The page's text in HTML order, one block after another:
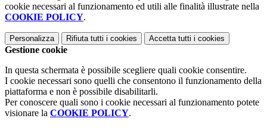
cookie necessari al funzionamento ed utili alle finalità illustrate nella
COOKIE POLICY.
Personalizza Rifiuta tutti i cookies Accetta tutti i cookies
Gestione cookie
In questa schermata è possibile scegliere quali cookie consentire.
I cookie necessari sono quelli che consentono il funzionamento della
piattaforma e non è possibile disabilitarli.
Per conoscere quali sono i cookie necessari al funzionamento potete
visionare la COOKIE POLICY.